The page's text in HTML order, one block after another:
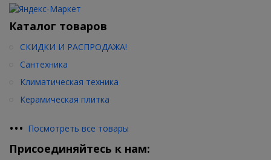
Каталог товаров
СКИДКИ И РАСПРОДАЖА!
Сантехника
Климатическая техника
Керамическая плитка
••• Посмотреть все товары
Присоединяйтесь к нам: